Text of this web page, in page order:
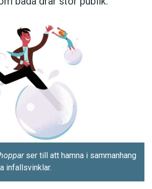
ser till att hamna i samman­hang
infallsvinklar.